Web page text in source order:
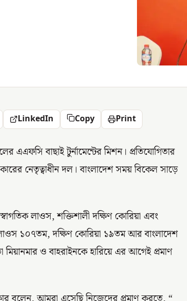
LinkedIn Copy Print
বাছাই টুর্নামেন্টের মিশন। প্রতিযোগিতার
নেতৃত্বাধীন দল। বাংলাদেশ সময় বিকেল সাড়ে
লাওস, শক্তিশালী দক্ষিণ কোরিয়া এবং
লাওস ১০৭তম, দক্ষিণ কোরিয়া ১৯তম আর বাংলাদেশ
ও বাহরাইনকে হারিয়ে এর আগেই প্রমাণ